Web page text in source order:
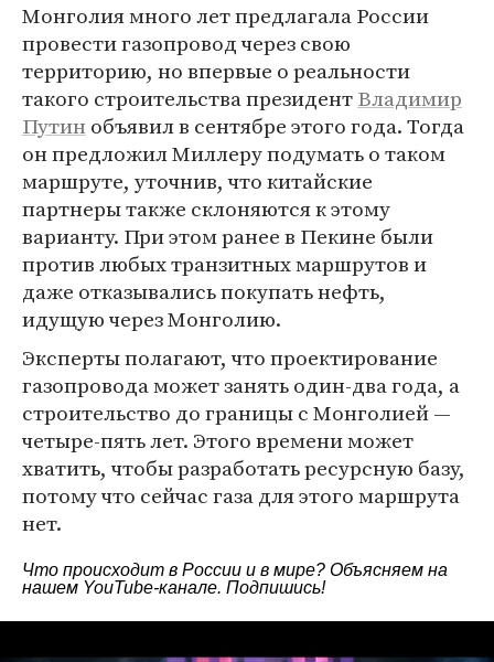
Монголия много лет предлагала России
провести газопровод через свою
территорию, но впервые о реальности
такого строительства президентВладимир
Путин объявил в сентябре этого года. Тогда
он предложил Миллеру подумать о таком
маршруте, уточнив, что китайские
партнеры также склоняются к этому
варианту. При этом ранее в Пекине были
против любых транзитных маршрутов и
даже отказывались покупать нефть,
идущую через Монголию.
Эксперты полагают, что проектирование
газопровода может занять один-два года, а
строительство до границы с Монголией —
четыре-пять лет. Этого времени может
хватить, чтобы разработать ресурсную базу,
потому что сейчас газа для этого маршрута
нет.
Что происходит в России и в мире? Объясняем на
нашем YouTube-канале. Подпишись!